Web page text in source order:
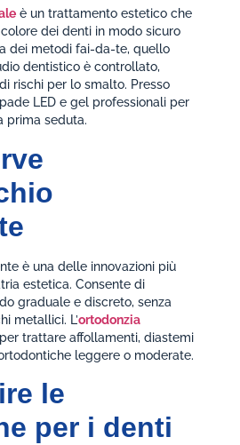
è un trattamento estetico che
dei denti in modo sicuro
dei metodi fai-da-te, quello
dentistico è controllato,
rischi per lo smalto. Presso
LED e gel professionali per
prima seduta.
è una delle innovazioni più
estetica. Consente di
graduale e discreto, senza
metallici. L’ortodonzia
trattare affollamenti, diastemi
leggere o moderate.
le
per i denti